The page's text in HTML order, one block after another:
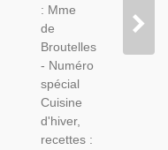
: Mme
de
Broutelles
- Numéro
spécial
Cuisine
d'hiver,
recettes :